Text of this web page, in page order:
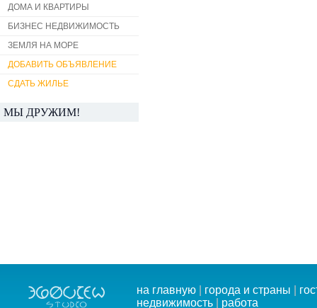
ДОМА И КВАРТИРЫ
БИЗНЕС НЕДВИЖИМОСТЬ
ЗЕМЛЯ НА МОРЕ
ДОБАВИТЬ ОБЪЯВЛЕНИЕ
СДАТЬ ЖИЛЬЕ
МЫ ДРУЖИМ!
на главную города и страны
недвижимость
работа